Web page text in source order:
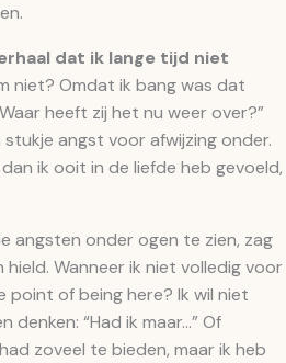
dat ik lange tijd niet
niet? Omdat ik bang was dat
heeft zij het nu weer over?”
angst voor afwijzing onder.
ik ooit in de liefde heb gevoeld,
angsten onder ogen te zien, zag
hield. Wanneer ik niet volledig voor
point of being here? Ik wil niet
denken: “Had ik maar…” Of
zoveel te bieden, maar ik heb